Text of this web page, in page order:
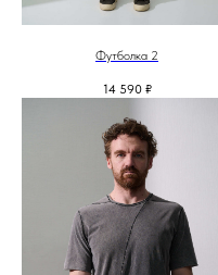
Футболка 2
14 590 ₽